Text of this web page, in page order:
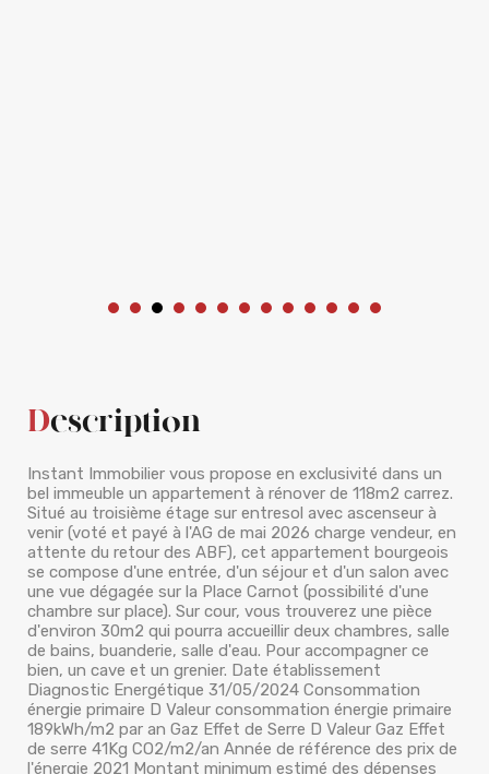
Description
Instant Immobilier vous propose en exclusivité dans un
bel immeuble un appartement à rénover de 118m2 carrez.
Situé au troisième étage sur entresol avec ascenseur à
venir (voté et payé à l'AG de mai 2026 charge vendeur, en
attente du retour des ABF), cet appartement bourgeois
se compose d'une entrée, d'un séjour et d'un salon avec
une vue dégagée sur la Place Carnot (possibilité d'une
chambre sur place). Sur cour, vous trouverez une pièce
d'environ 30m2 qui pourra accueillir deux chambres, salle
de bains, buanderie, salle d'eau. Pour accompagner ce
bien, un cave et un grenier. Date établissement
Diagnostic Energétique 31/05/2024 Consommation
énergie primaire D Valeur consommation énergie primaire
189kWh/m2 par an Gaz Effet de Serre D Valeur Gaz Effet
de serre 41Kg CO2/m2/an Année de référence des prix de
l'énergie 2021 Montant minimum estimé des dépenses